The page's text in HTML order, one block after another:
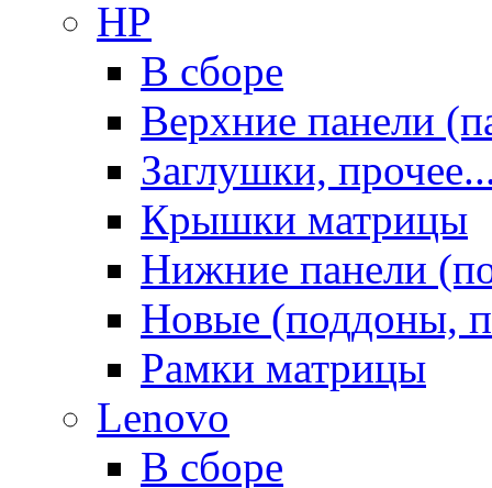
HP
В сборе
Верхние панели
Заглушки,
Крышки матрицы
Нижние панели
Новые (поддоны,
Рамки матрицы
Lenovo
В сборе